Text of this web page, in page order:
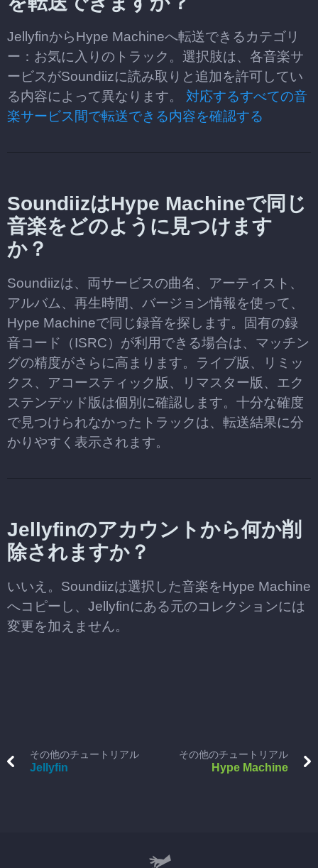
JellyfinからHype Machineへ転送できるカテゴリ
ー：お気に入りのトラック。選択肢は、各音楽サ
ービスがSoundiizに読み取りと追加を許可してい
る内容によって異なります。 対応するすべての音
楽サービス間で転送できる内容を確認する
SoundiizはHype Machineで同じ
音楽をどのように見つけます
か？
Soundiizは、両サービスの曲名、アーティスト、
アルバム、再生時間、バージョン情報を使って、
Hype Machineで同じ録音を探します。固有の録
音コード（ISRC）が利用できる場合は、マッチン
グの精度がさらに高まります。ライブ版、リミッ
クス、アコースティック版、リマスター版、エク
ステンデッド版は個別に確認します。十分な確度
で見つけられなかったトラックは、転送結果に分
かりやすく表示されます。
Jellyfinのアカウントから何か削
除されますか？
いいえ。Soundiizは選択した音楽をHype Machine
へコピーし、Jellyfinにある元のコレクションには
変更を加えません。
その他のチュートリアル
Jellyfin
その他のチュートリアル
Hype Machine